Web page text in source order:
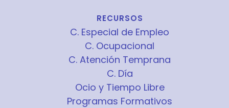
RECURSOS
C. Especial de Empleo
C. Ocupacional
C. Atención Temprana
C. Día
Ocio y Tiempo Libre
Programas Formativos